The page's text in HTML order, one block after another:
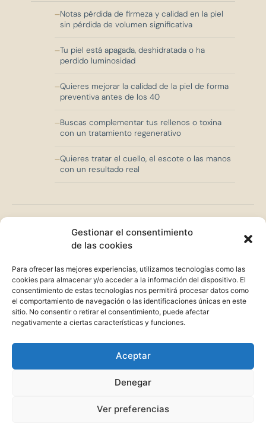
Gestionar el consentimiento
de las cookies
Para ofrecer las mejores experiencias, utilizamos tecnologías como las
cookies para almacenar y/o acceder a la información del dispositivo. El
consentimiento de estas tecnologías nos permitirá procesar datos como
el comportamiento de navegación o las identificaciones únicas en este
sitio. No consentir o retirar el consentimiento, puede afectar
negativamente a ciertas características y funciones.
Aceptar
Denegar
Ver preferencias
Notas pérdida de firmeza y calidad en la piel
sin pérdida de volumen significativa
Tu piel está apagada, deshidratada o ha
perdido luminosidad
Quieres mejorar la calidad de la piel de forma
preventiva antes de los 40
Buscas complementar tus rellenos o toxina
con un tratamiento regenerativo
Quieres tratar el cuello, el escote o las manos
con un resultado real
recomiendosi...
Buscas un resultado inmediato — la
bioestimulación es progresiva
Tienes alergia conocida al producto
bioestimulador
Tienes infección activa o herpes en la zona a
La bioestimulación requiere paciencia — el resultado no se ve